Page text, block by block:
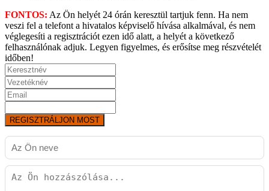
FONTOS: Az Ön helyét 24 órán keresztül tartjuk fenn. Ha nem
veszi fel a telefont a hivatalos képviselő hívása alkalmával, és nem
véglegesíti a regisztrációt ezen idő alatt, a helyét a következő
felhasználónak adjuk. Legyen figyelmes, és erősítse meg részvételét
időben!
REGISZTRÁLJON MOST